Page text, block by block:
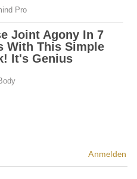
Anmelden